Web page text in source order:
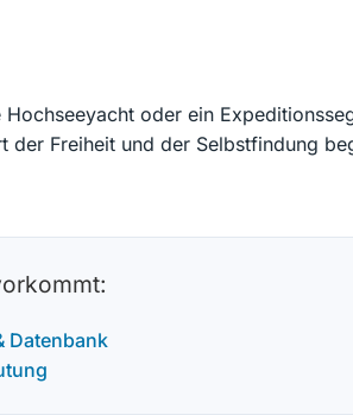
oder ein
der Freiheit und der Selbstfindung
Datenbank